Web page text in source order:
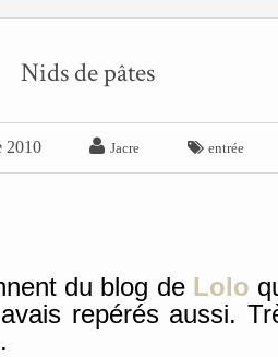
Nids de pâtes
2010  Jacre  entrée
du blog de Lolo
repérés aussi.